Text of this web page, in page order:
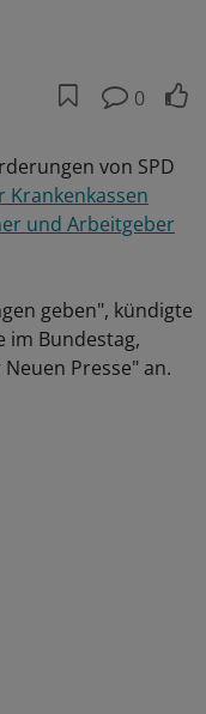
0
von SPD
Krankenkassen
und Arbeitgeber
geben", kündigte
im Bundestag,
Presse" an.